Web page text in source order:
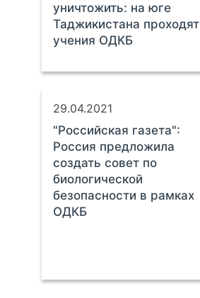
уничтожить: на юге
Таджикистана проходят
учения ОДКБ
29.04.2021
"Российская газета":
Россия предложила
создать совет по
биологической
безопасности в рамках
ОДКБ